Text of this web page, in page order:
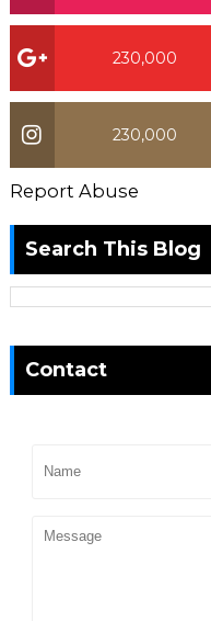
230,000
230,000
Report Abuse
Search This Blog
Contact